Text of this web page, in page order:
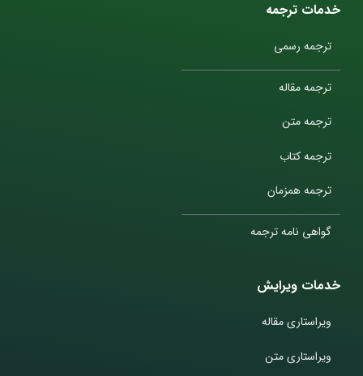
خدمات ترجمه
ترجمه رسمی
ترجمه مقاله
ترجمه متن
ترجمه کتاب
ترجمه همزمان
گواهی نامه ترجمه
خدمات ویرایش
ویراستاری مقاله
ویراستاری متن